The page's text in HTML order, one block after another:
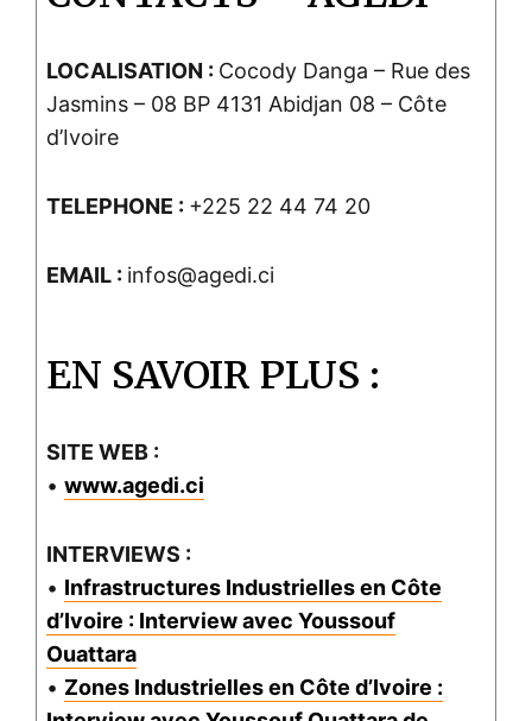
LOCALISATION : Cocody Danga – Rue des
Jasmins – 08 BP 4131 Abidjan 08 – Côte
d’Ivoire
TELEPHONE : +225 22 44 74 20
EMAIL : infos@agedi.ci
EN SAVOIR PLUS :
SITE WEB :
• www.agedi.ci
INTERVIEWS :
• Infrastructures Industrielles en Côte
d’Ivoire : Interview avec Youssouf
Ouattara
• Zones Industrielles en Côte d’Ivoire :